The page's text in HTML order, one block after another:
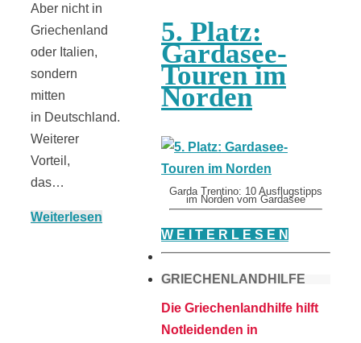
Aber nicht in
Griechenland
oder Italien,
sondern
mitten
in Deutschland.
Weiterer
Vorteil,
das…
Weiterlesen
5. Platz:
Gardasee-
Touren im
Norden
Garda Trentino: 10 Ausflugstipps
im Norden vom Gardasee
W E I T E R L E S E N
GRIECHENLANDHILFE
Die Griechenlandhilfe hilft
Notleidenden in